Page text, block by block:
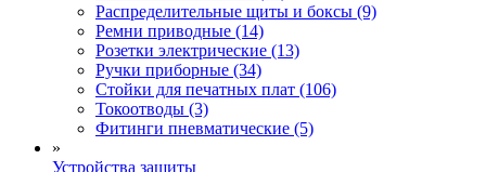
Распределительные щиты и боксы (9)
Ремни приводные (14)
Розетки электрические (13)
Ручки приборные (34)
Стойки для печатных плат (106)
Токоотводы (3)
Фитинги пневматические (5)
»
Устройства защиты